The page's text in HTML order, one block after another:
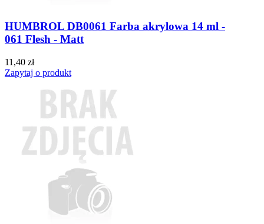
HUMBROL DB0061 Farba akrylowa 14 ml -
061 Flesh - Matt
11,40 zł
Zapytaj o produkt